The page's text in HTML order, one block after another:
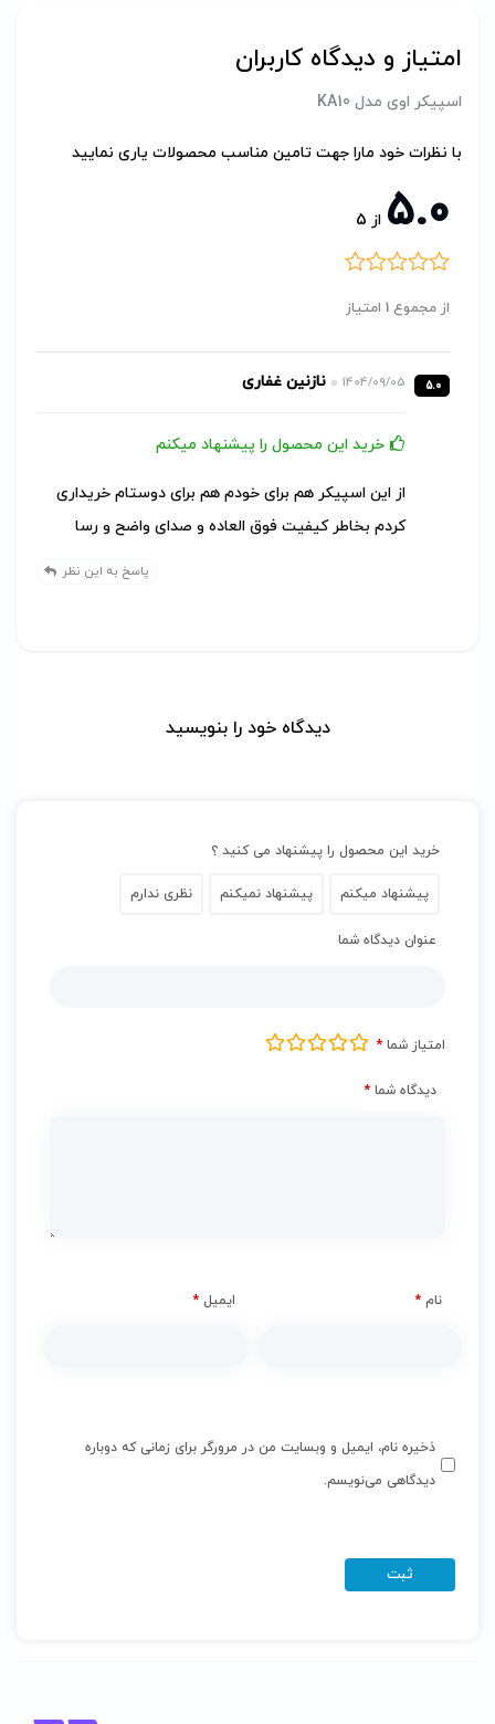
امتیاز و دیدگاه کاربران
اسپیکر اوی مدل KA10
با نظرات خود مارا جهت تامین مناسب محصولات یاری نمایید
5.0 از 5
از مجموع 1 امتیاز
5.0
1404/09/05 نازنین غفاری
خرید این محصول را پیشنهاد میکنم
از این اسپیکر هم برای خودم هم برای دوستام خریداری
کردم بخاطر کیفیت فوق العاده و صدای واضح و رسا
پاسخ به این نظر
دیدگاه خود را بنویسید
خرید این محصول را پیشنهاد می کنید ؟
پیشنهاد میکنم پیشنهاد نمیکنم نظری ندارم
عنوان دیدگاه شما
امتیاز شما *
دیدگاه شما *
نام * ایمیل *
ذخیره نام، ایمیل و وبسایت من در مرورگر برای زمانی که دوباره
دیدگاهی می‌نویسم.